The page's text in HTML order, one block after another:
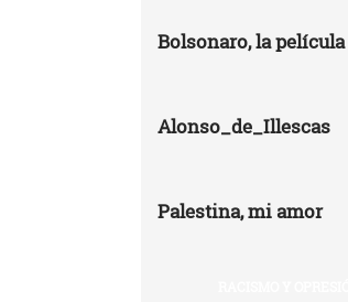
Bolsonaro, la película
Alonso_de_Illescas
Palestina, mi amor